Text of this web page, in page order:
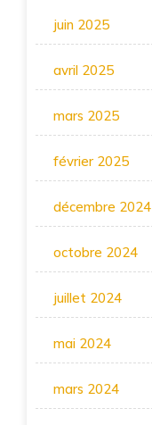
juin 2025
avril 2025
mars 2025
février 2025
décembre 2024
octobre 2024
juillet 2024
mai 2024
mars 2024